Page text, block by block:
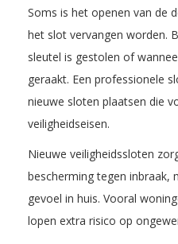
Soms is het openen van de
het slot vervangen worden.
sleutel is gestolen of
geraakt. Een professionele
nieuwe sloten plaatsen die
veiligheidseisen.
Nieuwe veiligheidssloten
bescherming tegen inbraak,
gevoel in huis. Vooral
lopen extra risico op